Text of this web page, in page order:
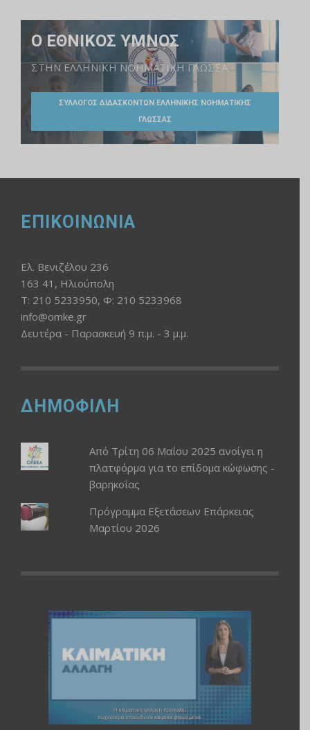
Ο ΕΘΝΙΚΟΣ ΥΜΝΟΣ
ΣΤΗΝ ΕΛΛΗΝΙΚΗ ΝΟΗΜΑΤΙΚΗ ΓΛΩΣΣΑ
ΣΥΛΛΟΓΟΣ ΔΙΔΑΣΚΟΝΤΩΝ ΕΛΛΗΝΙΚΗΣ ΝΟΗΜΑΤΙΚΗΣ
ΓΛΩΣΣΑΣ
ΕΠΙΚΟΙΝΩΝΙΑ
Ελ. Βενιζέλου 236
163 41, Ηλιούπολη
Τ: 210 5233950, Φ: 210 5233968
info@omke.gr
Δευτέρα - Παρασκευή 9 π.μ. - 3 μ.μ.
ΔΗΜΟΦΙΛΗ
Από Τρίτη 06 Μαΐου 2025 ανοίγει η
πλατφόρμα για το επίδομα κώφωσης -
βαρηκοΐας
Πρόγραμμα Εξετάσεων Επάρκειας
Μαρτίου 2026